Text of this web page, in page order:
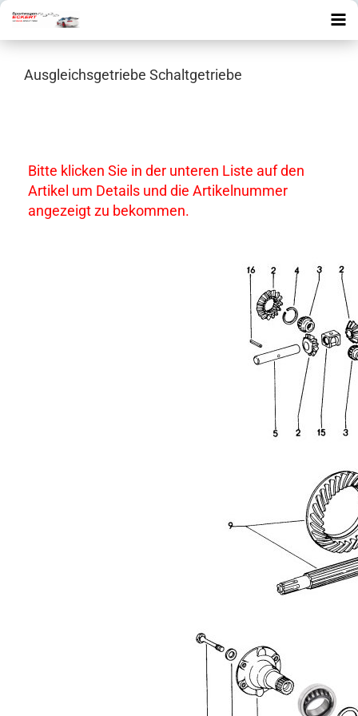
Ausgleichsgetriebe Schaltgetriebe
Bitte klicken Sie in der unteren Liste auf den
Artikel um Details und die Artikelnummer
angezeigt zu bekommen.